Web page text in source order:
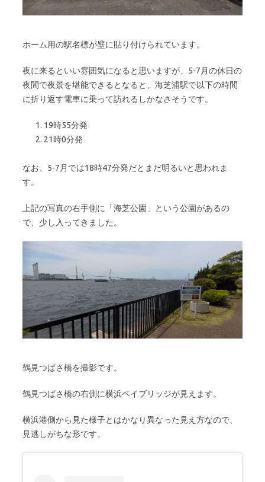
ホーム用の駅名標が壁に貼り付けられています。
夜に来るといい雰囲気になると思いますが、5-7月の休日の
夜間で夜景を堪能できるとなると、海芝浦駅で以下の時間
に折り返す電車に乗って訪れるしかなさそうです。
19時55分発
21時0分発
なお、5-7月では18時47分発だとまだ明るいと思われま
す。
上記の写真の右手側に「海芝公園」という公園があるの
で、少し入ってきました。
鶴見つばさ橋を撮影です。
鶴見つばさ橋の右側に横浜ベイブリッジが見えます。
横浜港側から見た様子とはかなり異なった見え方なので、
見逃しがちな形です。